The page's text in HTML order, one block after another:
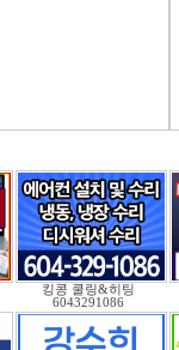
킹콩 쿨링&히팅
6043291086